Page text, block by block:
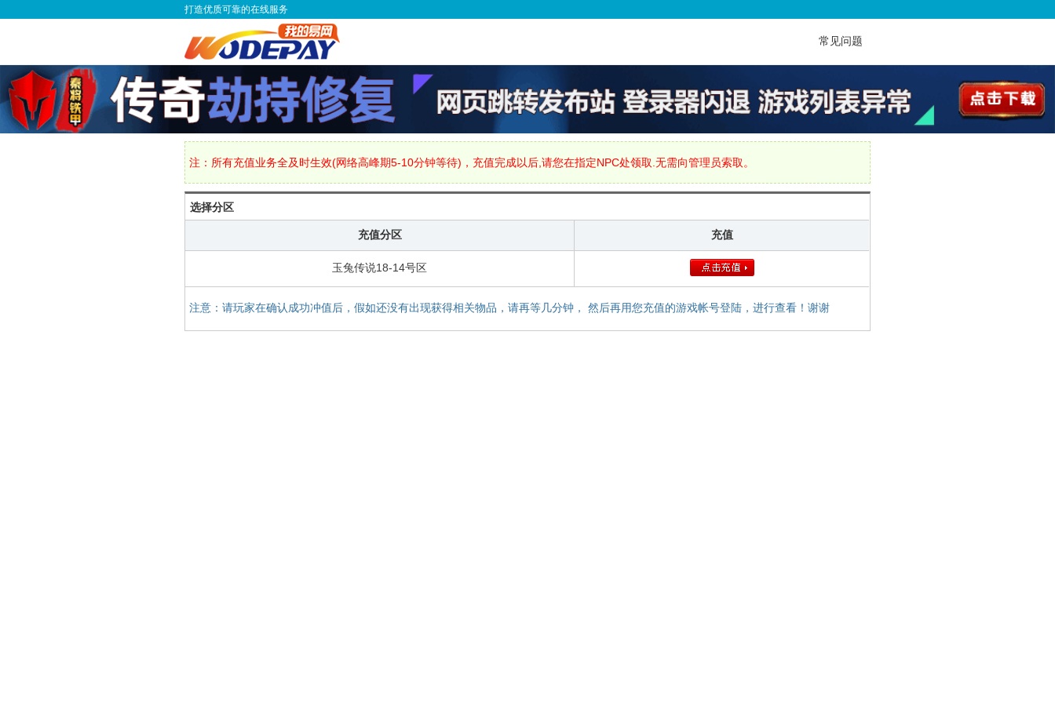
打造优质可靠的在线服务
常见问题
注：所有充值业务全及时生效(网络高峰期5-10分钟等待)，充值完成以后,请您在指定NPC处领取.无需向管理员索取。
选择分区
充值分区 充值
玉兔传说18-14号区
注意：请玩家在确认成功冲值后，假如还没有出现获得相关物品，请再等几分钟， 然后再用您充值的游戏帐号登陆，进行查看！谢谢